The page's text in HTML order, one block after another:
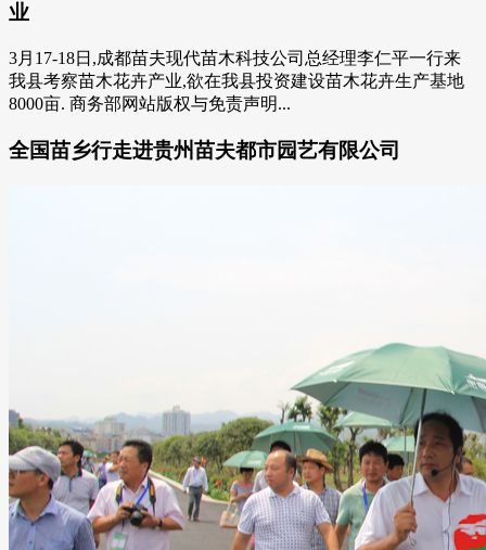
业
3月17-18日,成都苗夫现代苗木科技公司总经理李仁平一行来
我县考察苗木花卉产业,欲在我县投资建设苗木花卉生产基地
8000亩. 商务部网站版权与免责声明...
全国苗乡行走进贵州苗夫都市园艺有限公司